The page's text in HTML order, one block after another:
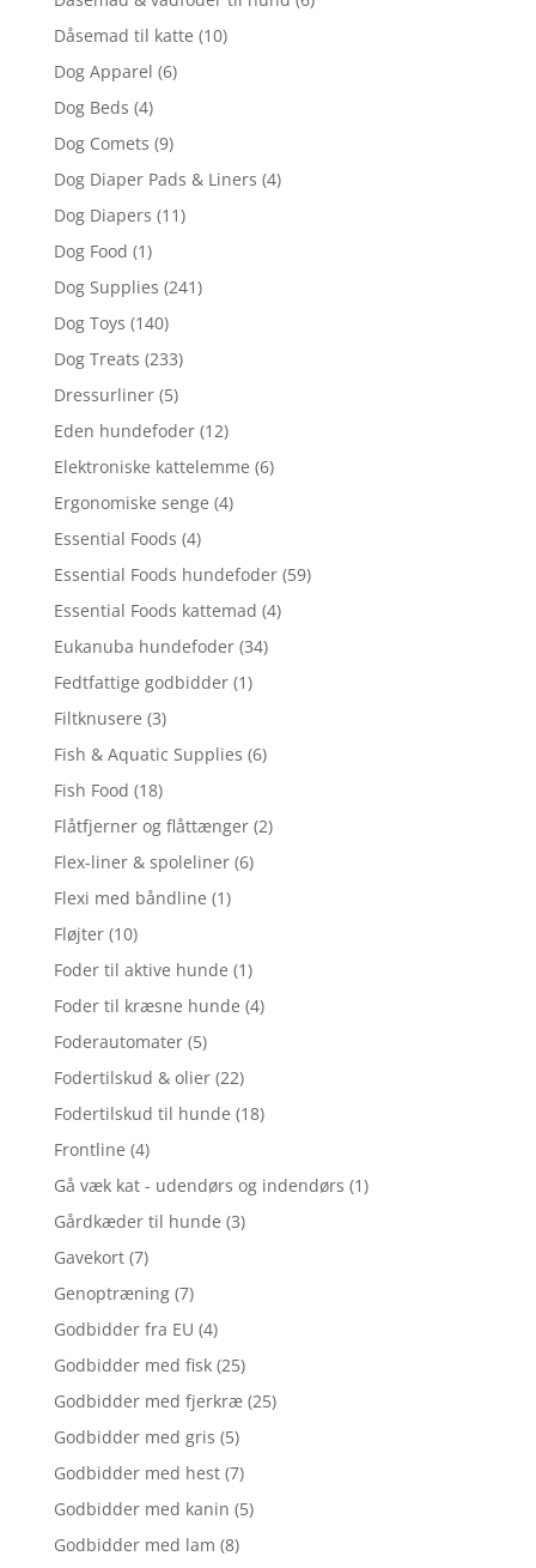
Dåsemad til katte (10)
Dog Apparel (6)
Dog Beds (4)
Dog Comets (9)
Dog Diaper Pads & Liners (4)
Dog Diapers (11)
Dog Food (1)
Dog Supplies (241)
Dog Toys (140)
Dog Treats (233)
Dressurliner (5)
Eden hundefoder (12)
Elektroniske kattelemme (6)
Ergonomiske senge (4)
Essential Foods (4)
Essential Foods hundefoder (59)
Essential Foods kattemad (4)
Eukanuba hundefoder (34)
Fedtfattige godbidder (1)
Filtknusere (3)
Fish & Aquatic Supplies (6)
Fish Food (18)
Flåtfjerner og flåttænger (2)
Flex-liner & spoleliner (6)
Flexi med båndline (1)
Fløjter (10)
Foder til aktive hunde (1)
Foder til kræsne hunde (4)
Foderautomater (5)
Fodertilskud & olier (22)
Fodertilskud til hunde (18)
Frontline (4)
Gå væk kat - udendørs og indendørs (1)
Gårdkæder til hunde (3)
Gavekort (7)
Genoptræning (7)
Godbidder fra EU (4)
Godbidder med fisk (25)
Godbidder med fjerkræ (25)
Godbidder med gris (5)
Godbidder med hest (7)
Godbidder med kanin (5)
Godbidder med lam (8)